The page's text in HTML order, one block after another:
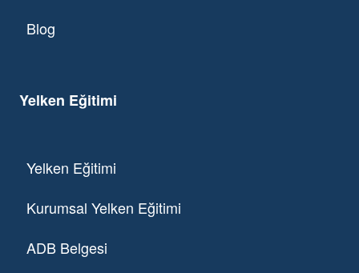
Blog
Yelken Eğitimi
Yelken Eğitimi
Kurumsal Yelken Eğitimi
ADB Belgesi